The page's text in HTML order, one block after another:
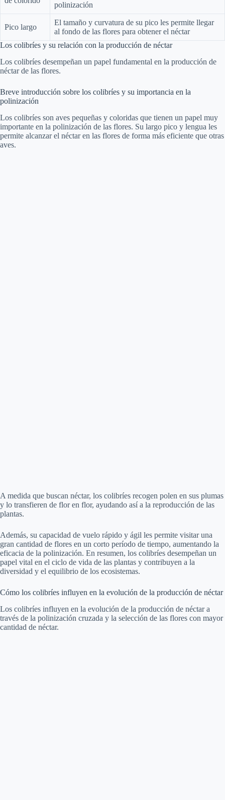
polinización
Pico largo
El tamaño y curvatura de su pico les permite llegar
al fondo de las flores para obtener el néctar
Los colibríes y su relación con la producción de néctar
Los colibríes desempeñan un papel fundamental en la producción de
néctar de las flores.
Breve introducción sobre los colibríes y su importancia en la
polinización
Los colibríes son aves pequeñas y coloridas que tienen un papel muy
importante en la polinización de las flores. Su largo pico y lengua les
permite alcanzar el néctar en las flores de forma más eficiente que otras
aves.
A medida que buscan néctar, los colibríes recogen polen en sus plumas
y lo transfieren de flor en flor, ayudando así a la reproducción de las
plantas.
Además, su capacidad de vuelo rápido y ágil les permite visitar una
gran cantidad de flores en un corto período de tiempo, aumentando la
eficacia de la polinización. En resumen, los colibríes desempeñan un
papel vital en el ciclo de vida de las plantas y contribuyen a la
diversidad y el equilibrio de los ecosistemas.
Cómo los colibríes influyen en la evolución de la producción de néctar
Los colibríes influyen en la evolución de la producción de néctar a
través de la polinización cruzada y la selección de las flores con mayor
cantidad de néctar.